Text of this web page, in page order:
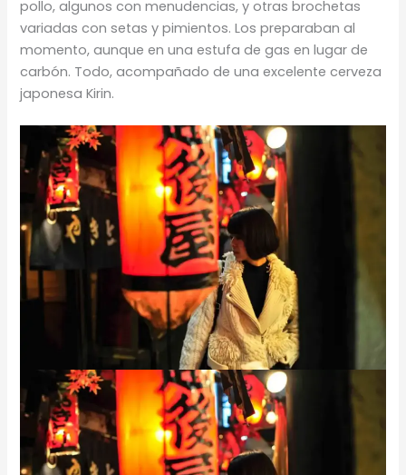
pollo, algunos con menudencias, y otras brochetas
variadas con setas y pimientos. Los preparaban al
momento, aunque en una estufa de gas en lugar de
carbón. Todo, acompañado de una excelente cerveza
japonesa Kirin.